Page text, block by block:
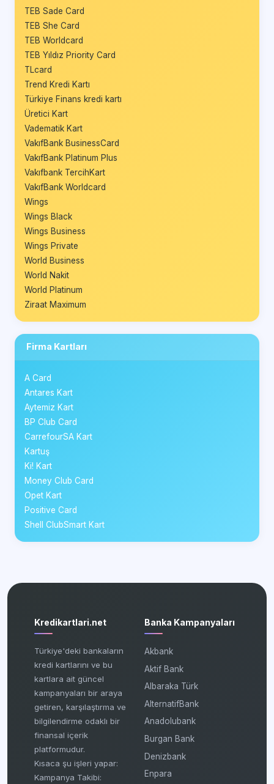
TEB Sade Card
TEB She Card
TEB Worldcard
TEB Yıldız Priority Card
TLcard
Trend Kredi Kartı
Türkiye Finans kredi kartı
Üretici Kart
Vadematik Kart
VakıfBank BusinessCard
VakıfBank Platinum Plus
Vakıfbank TercihKart
VakıfBank Worldcard
Wings
Wings Black
Wings Business
Wings Private
World Business
World Nakit
World Platinum
Ziraat Maximum
Firma Kartları
A Card
Antares Kart
Aytemiz Kart
BP Club Card
CarrefourSA Kart
Kartuş
Ki! Kart
Money Club Card
Opet Kart
Positive Card
Shell ClubSmart Kart
Kredikartlari.net
Türkiye'deki bankaların
kredi kartlarını ve bu
kartlara ait güncel
kampanyaları bir araya
getiren, karşılaştırma ve
bilgilendirme odaklı bir
finansal içerik
platformudur.
Kısaca şu işleri yapar:
Kampanya Takibi:
Banka Kampanyaları
Akbank
Aktif Bank
Albaraka Türk
AlternatifBank
Anadolubank
Burgan Bank
Denizbank
Enpara